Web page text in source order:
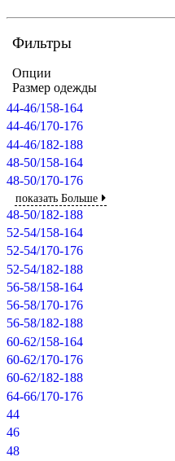
Фильтры
Опции
Размер одежды
44-46/158-164
44-46/170-176
44-46/182-188
48-50/158-164
48-50/170-176
показать Больше
48-50/182-188
52-54/158-164
52-54/170-176
52-54/182-188
56-58/158-164
56-58/170-176
56-58/182-188
60-62/158-164
60-62/170-176
60-62/182-188
64-66/170-176
44
46
48